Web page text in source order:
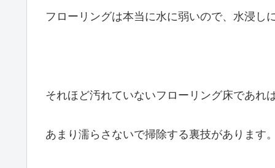
フローリングは本当に水に弱いので、水浸し
それほど汚れていないフローリング床であれば
あまり濡らさないで掃除する裏技があります。